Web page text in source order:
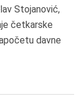
Stojanović,
četkarske
davne